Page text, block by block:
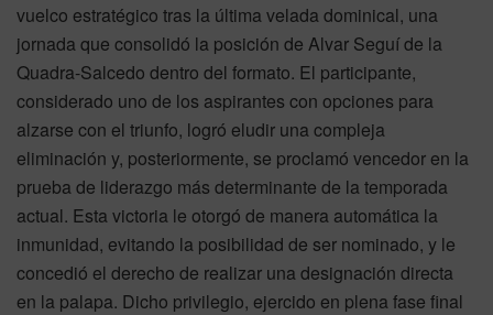
vuelco estratégico tras la última velada dominical, una
jornada que consolidó la posición de Alvar Seguí de la
Quadra-Salcedo dentro del formato. El participante,
considerado uno de los aspirantes con opciones para
alzarse con el triunfo, logró eludir una compleja
eliminación y, posteriormente, se proclamó vencedor en la
prueba de liderazgo más determinante de la temporada
actual. Esta victoria le otorgó de manera automática la
inmunidad, evitando la posibilidad de ser nominado, y le
concedió el derecho de realizar una designación directa
en la palapa. Dicho privilegio, ejercido en plena fase final